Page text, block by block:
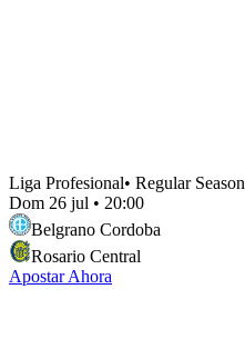
Liga Profesional• Regular Season
Dom 26 jul • 20:00
Belgrano Cordoba
Rosario Central
Apostar Ahora